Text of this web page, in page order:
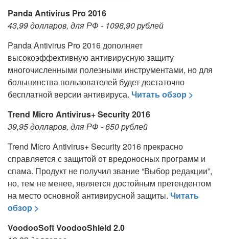
Panda Antivirus Pro 2016
43,99 долларов, для РФ - 1098,90 рублей
Panda Antivirus Pro 2016 дополняет
высокоэффективную антивирусную защиту
многочисленными полезными инструментами, но для
большинства пользователей будет достаточно
бесплатной версии антивируса. Читать обзор >
Trend Micro Antivirus+ Security 2016
39,95 долларов, для РФ - 650 рублей
Trend Micro Antivirus+ Security 2016 прекрасно
справляется с защитой от вредоносных программ и
спама. Продукт не получил звание “Выбор редакции”,
но, тем не менее, является достойным претендентом
на место основной антивирусной защиты. Читать
обзор >
VoodooSoft VoodooShield 2.0